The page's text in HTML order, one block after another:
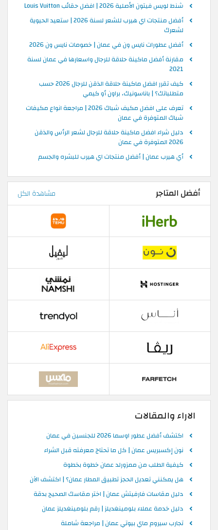
شنط لويس فيتون الأصلية 2026 | افضل حقائب Louis Vuitton
أفضل منتجات اي هيرب للشعر لسنة 2026 | ستعيد الحيوية
لشعرك
أفضل عطورات نايس ون في عمان | خصومات نايس ون 2026
مقارنة أفضل ماكينة حلاقة للرجال واسعارها في عمان لسنة
2021
كيف تقرر افضل ماكينة حلاقة الذقن للرجال 2026 حسب
متطلباتك؟ | باناسونيك، براون أو كيمي
تعرف على افضل مكيف شباك 2026 | مراجعة انواع مكيفات
شباك المتوفرة في عمان
دليل شراء افضل ماكينة حلاقة للرجال لشعر الرأس والذقن
2026 المتوفرة في عمان
أي هيرب عمان | أفضل منتجات اي هيرب للبشره والجسم
أفضل المتاجر مشاهدة الكل
الاراء والمقالات
اكتشف أفضل عطور اوسما 2026 للجنسين في عمان
نون إكسبريس عمان | كل ما تحتاج معرفته قبل الشراء
كيفية الطلب من ممزورلد عمان خطوة بخطوة
هل يمكنني تعديل الحجز تطبيق المطار عمان؟ | اكتشف الآن
دليل مقاسات فارفيتش عمان | اختر مقاسك الصحيح بدقة
دليل خدمة عملاء بلومينغديلز | رقم بلومينغديلز عمان
تجارب سيروم ماي بيوتي عمان | مراجعة شاملة